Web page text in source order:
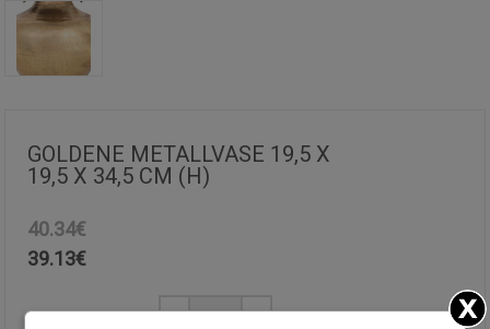
GOLDENE METALLVASE 19,5 X
19,5 X 34,5 CM (H)
40.34€
39.13€